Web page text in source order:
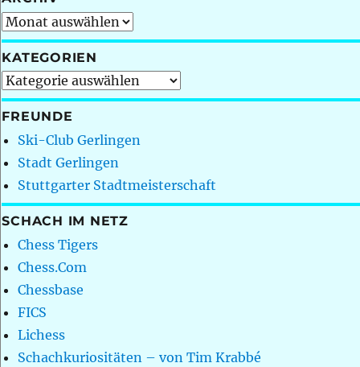
Archiv
KATEGORIEN
Kategorien
FREUNDE
Ski-Club Gerlingen
Stadt Gerlingen
Stuttgarter Stadtmeisterschaft
SCHACH IM NETZ
Chess Tigers
Chess.Com
Chessbase
FICS
Lichess
Schachkuriositäten – von Tim Krabbé